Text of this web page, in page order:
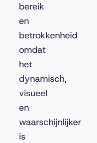
bereik
en
betrokkenheid
omdat
het
dynamisch,
visueel
en
waarschijnlijker
is